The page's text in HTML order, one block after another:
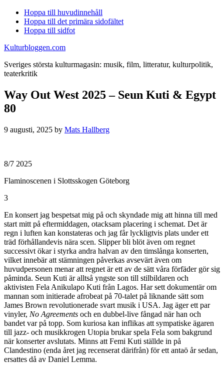
Hoppa till huvudinnehåll
Hoppa till det primära sidofältet
Hoppa till sidfot
Kulturbloggen.com
Sveriges största kulturmagasin: musik, film, litteratur, kulturpolitik,
teaterkritik
Way Out West 2025 – Seun Kuti & Egypt
80
9 augusti, 2025 by Mats Hallberg
8/7 2025
Flaminoscenen i Slottsskogen Göteborg
3
En konsert jag bespetsat mig på och skyndade mig att hinna till med
start mitt på eftermiddagen, otacksam placering i schemat. Det är
regn i luften kan konstateras och jag får lyckligtvis plats under ett
träd förhållandevis nära scen. Slipper bli blöt även om regnet
successivt ökar i styrka andra halvan av den timslånga konserten,
vilket innebär att stämningen påverkas avsevärt även om
huvudpersonen menar att regnet är ett av de sätt våra förfäder gör sig
påminda. Seun Kuti är alltså yngste son till stilbildaren och
aktivisten Fela Anikulapo Kuti från Lagos. Har sett dokumentär om
mannan som initierade afrobeat på 70-talet på liknande sätt som
James Brown revolutionerade svart musik i USA. Jag äger ett par
vinyler, No Agreements och en dubbel-live fångad när han och
bandet var på topp. Som kuriosa kan inflikas att sympatiske ägaren
till jazz- och musikkrogen Utopia brukar spela Fela som bakgrund
när konserter avslutats. Minns att Femi Kuti ställde in på
Clandestino (enda året jag recenserat därifrån) för ett antaö år sedan,
ersattes då av Daniel Lemma.